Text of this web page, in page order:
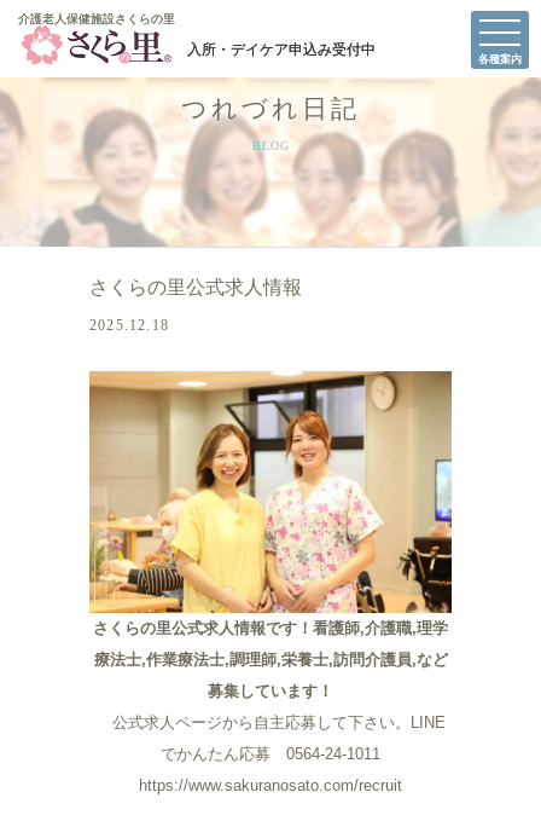
各種案内
介護老人保健施設さくらの里
介護老人保健施設さくらの里
つれづれ日記
BLOG
さくらの里公式求人情報
2025.12.18
さくらの里公式求人情報です！看護師,介護職,理学
療法士,作業療法士,調理師,栄養士,訪問介護員,など
募集しています！
公式求人ページから自主応募して下さい。LINE
でかんたん応募 0564-24-1011
https://www.sakuranosato.com/recruit